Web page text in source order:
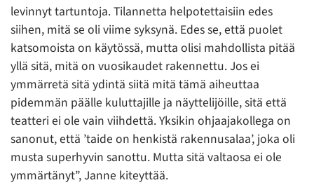
levinnyt tartuntoja. Tilannetta helpotettaisiin edes
siihen, mitä se oli viime syksynä. Edes se, että puolet
katsomoista on käytössä, mutta olisi mahdollista pitää
yllä sitä, mitä on vuosikaudet rakennettu. Jos ei
ymmärretä sitä ydintä siitä mitä tämä aiheuttaa
pidemmän päälle kuluttajille ja näyttelijöille, sitä että
teatteri ei ole vain viihdettä. Yksikin ohjaajakollega on
sanonut, että ’taide on henkistä rakennusalaa’, joka oli
musta superhyvin sanottu. Mutta sitä valtaosa ei ole
ymmärtänyt”, Janne kiteyttää.